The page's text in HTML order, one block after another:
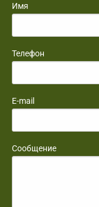
Имя
Телефон
E-mail
Сообщение